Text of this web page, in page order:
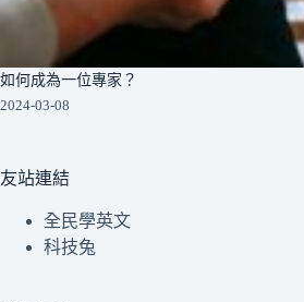
如何成為一位專家？
2024-03-08
友站連結
全民學英文
科技兔